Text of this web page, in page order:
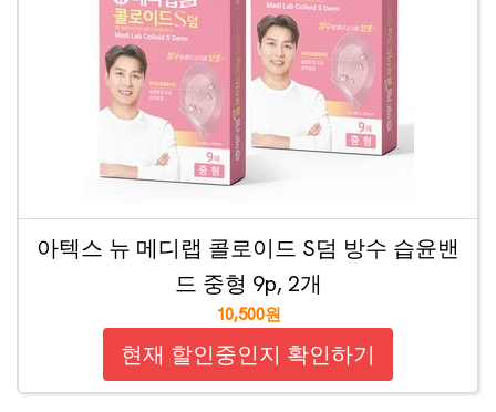
아텍스 뉴 메디랩 콜로이드 S덤 방수 습윤밴
드 중형 9p, 2개
10,500원
현재 할인중인지 확인하기